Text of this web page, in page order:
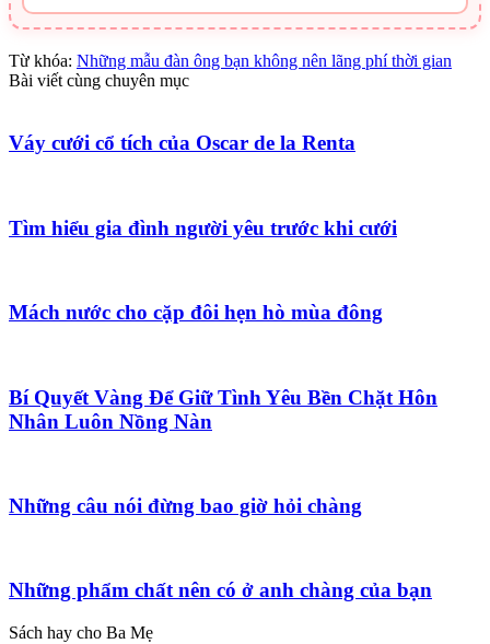
Từ khóa: Những mẫu đàn ông bạn không nên lãng phí thời gian
Bài viết cùng chuyên mục
Váy cưới cổ tích của Oscar de la Renta
Tìm hiểu gia đình người yêu trước khi cưới
Mách nước cho cặp đôi hẹn hò mùa đông
Bí Quyết Vàng Để Giữ Tình Yêu Bền Chặt Hôn
Nhân Luôn Nồng Nàn
Những câu nói đừng bao giờ hỏi chàng
Những phẩm chất nên có ở anh chàng của bạn
Sách hay cho Ba Mẹ